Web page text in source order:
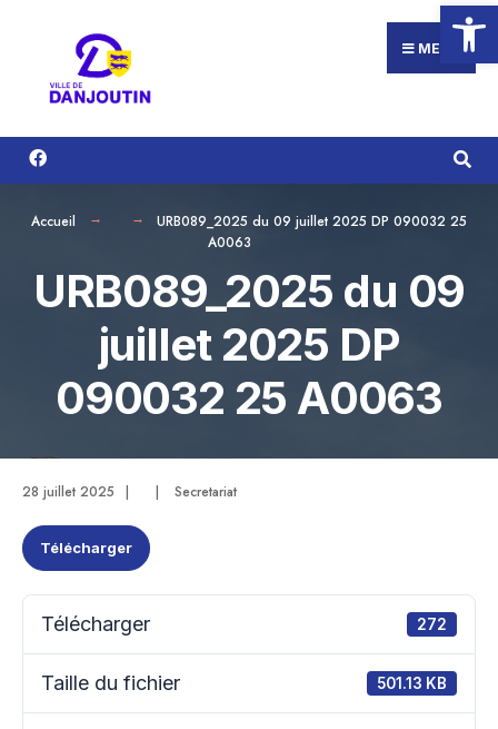
Ouvrir
contenu
MENU
Accueil
URB089_2025 du 09 juillet 2025 DP 090032 25
A0063
URB089_2025 du 09
juillet 2025 DP
090032 25 A0063
28 juillet 2025 | | Secretariat
Télécharger
Télécharger 272
Taille du fichier 501.13 KB
for: